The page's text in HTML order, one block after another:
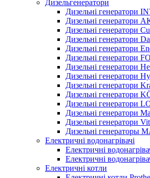
Дизельгенератори
Дизельні генератори
Дизельні генератори
Дизельні генератори
Дизельні генератори
Дизельні генератори
Дизельні генератори
Дизельні генератори
Дизельні генератори
Дизельні генератори
Дизельні генератори
Дизельні генератори
Дизельні генератори
Дизельні генератори
Дизельні генераторы
Електричні водонагрівачі
Електричні
Електричні
Електричні котли